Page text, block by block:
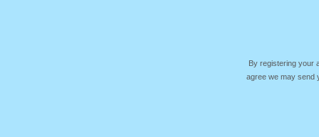
By registering your
agree we may send